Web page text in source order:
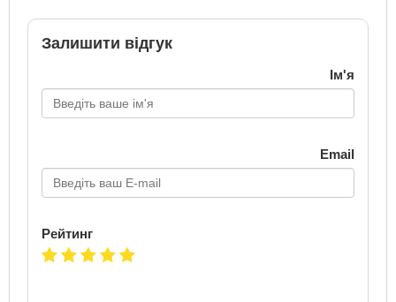
Залишити відгук
Ім'я
Email
Рейтинг